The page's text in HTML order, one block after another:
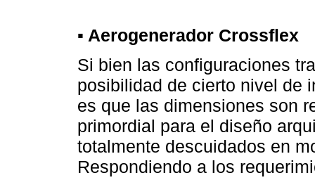
▪ Aerogenerador Crossflex
Si bien las configuraciones
posibilidad de cierto nivel de
es que las dimensiones son
primordial para el diseño
totalmente descuidados en
Respondiendo a los